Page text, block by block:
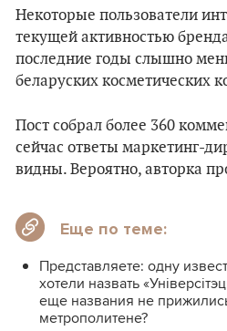
Некоторые пользователи
текущей активностью
последние годы слышно
беларуских косметических
Пост собрал более 360
сейчас ответы маркетинг-
видны. Вероятно, авторка
Еще по теме:
Представляете: одну
хотели назвать
еще названия не
метрополитене?